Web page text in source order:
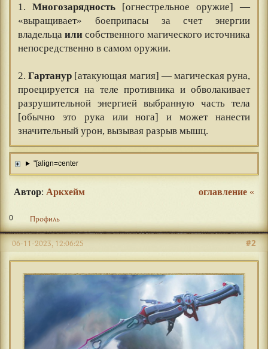
1. Многозарядность [огнестрельное оружие] —
«выращивает» боеприпасы за счет энергии
владельца или собственного магического источника
непосредственно в самом оружии.
2.Гартанур [атакующая магия] — магическая руна,
проецируется на теле противника и обволакивает
разрушительной энергией выбранную часть тела
[обычно это рука или нога] и может нанести
значительный урон, вызывая разрыв мышц.
"[align=center
Автор: Аркхейм оглавление «
0 Профиль
#2
06-11-2023, 12:06:25